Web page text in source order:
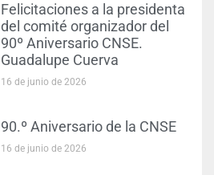
Felicitaciones a la presidenta
del comité organizador del
90º Aniversario CNSE.
Guadalupe Cuerva
16 de junio de 2026
90.º Aniversario de la CNSE
16 de junio de 2026